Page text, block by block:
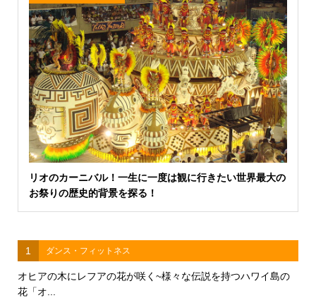
リオのカーニバル！一生に一度は観に行きたい世界最大の
お祭りの歴史的背景を探る！
1 ダンス・フィットネス
オヒアの木にレフアの花が咲く~様々な伝説を持つハワイ島の
花「オ...